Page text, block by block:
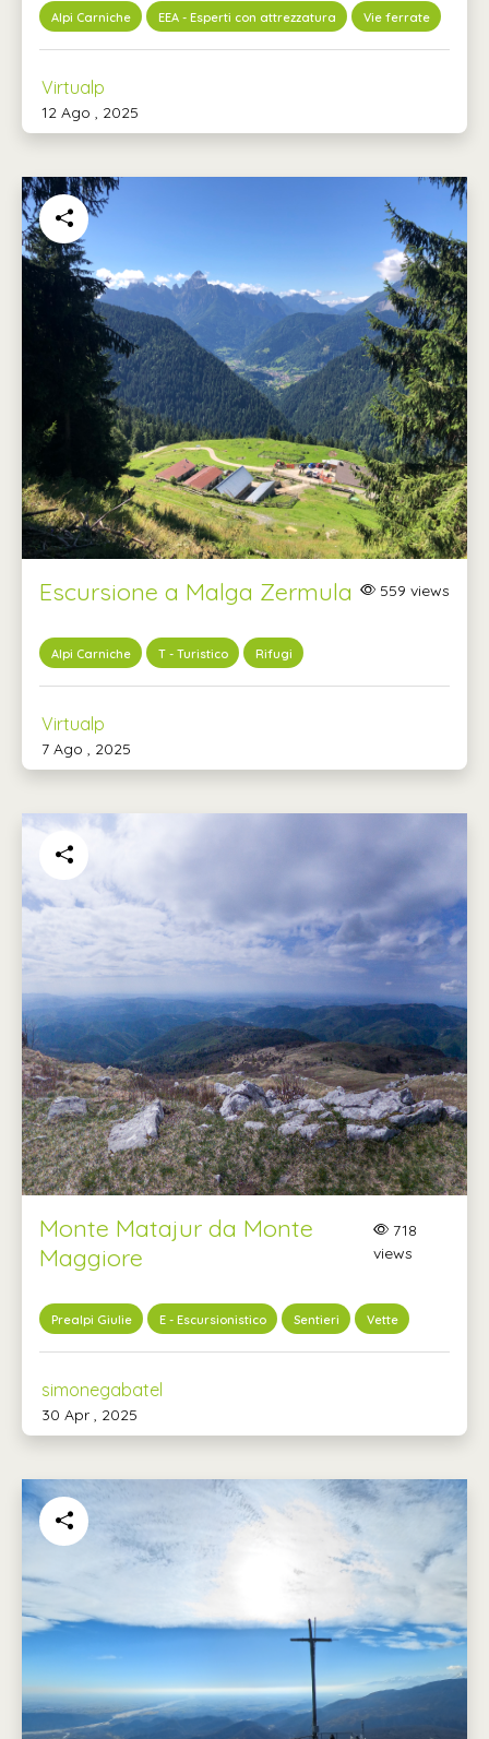
Alpi Carniche EEA - Esperti con attrezzatura Vie ferrate
Virtualp
12 Ago , 2025
Escursione a Malga Zermula 559 views
Alpi Carniche T - Turistico Rifugi
Virtualp
7 Ago , 2025
Monte Matajur da Monte
Maggiore
718
views
Prealpi Giulie E - Escursionistico Sentieri Vette
simonegabatel
30 Apr , 2025